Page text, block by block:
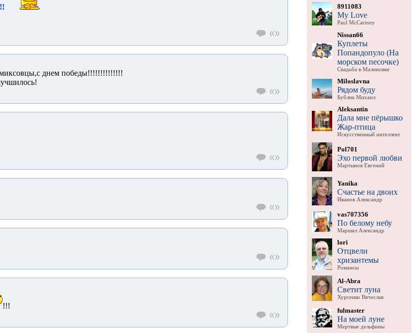
днем победы!!!!!!!!!!!!!!
!!!
8911083
My Love
Paul McCartney
Nissan66
Куплеты
Попандопуло (На
морском песочке)
Свадьба в Малиновке
Miloslavna
Рядом буду
Бублик Михаил
Aleksantin
Дала мне пёрышко
Жар-птица
Искусственный интеллект
Pol701
Эхо первой любви
Мартынов Евгений
Yanika
Счастье на двоих
Иванов Александр
vas707356
По белому небу
Маршал Александр
lori
Отцвели
хризантемы
Романсы
Al-Abra
Светит луна
Хурсенко Вячеслав
fulmaster
На моей луне
Мертвые дельфины